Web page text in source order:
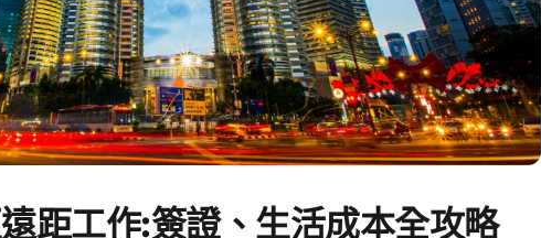
距工作:簽證、生活成本全攻略